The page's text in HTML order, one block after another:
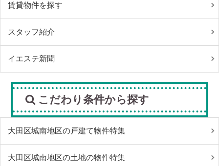
賃貸物件を探す
スタッフ紹介
イエステ新聞
こだわり条件から探す
大田区城南地区の戸建て物件特集
大田区城南地区の土地の物件特集